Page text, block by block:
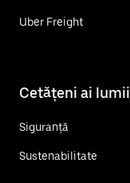
Uber Freight
Cetățeni ai lumii
Siguranță
Sustenabilitate